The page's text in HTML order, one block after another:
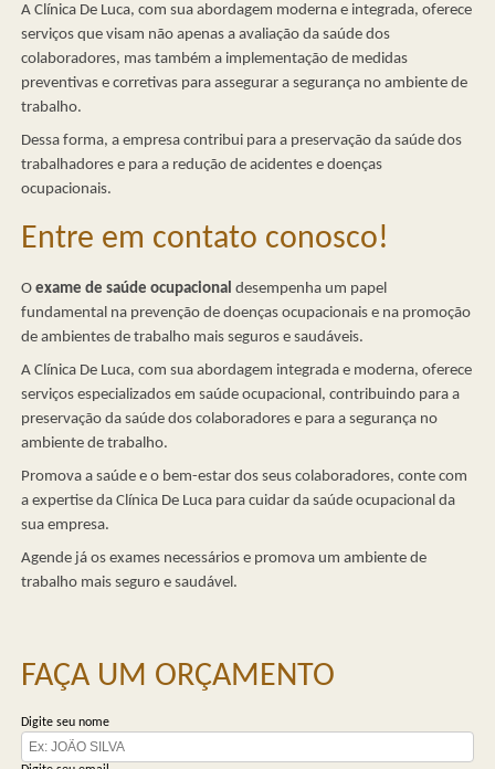
A Clínica De Luca, com sua abordagem moderna e integrada, oferece
serviços que visam não apenas a avaliação da saúde dos
colaboradores, mas também a implementação de medidas
preventivas e corretivas para assegurar a segurança no ambiente de
trabalho.
Dessa forma, a empresa contribui para a preservação da saúde dos
trabalhadores e para a redução de acidentes e doenças
ocupacionais.
Entre em contato conosco!
Oexame de saúde ocupacional desempenha um papel
fundamental na prevenção de doenças ocupacionais e na promoção
de ambientes de trabalho mais seguros e saudáveis.
A Clínica De Luca, com sua abordagem integrada e moderna, oferece
serviços especializados em saúde ocupacional, contribuindo para a
preservação da saúde dos colaboradores e para a segurança no
ambiente de trabalho.
Promova a saúde e o bem-estar dos seus colaboradores, conte com
a expertise da Clínica De Luca para cuidar da saúde ocupacional da
sua empresa.
Agende já os exames necessários e promova um ambiente de
trabalho mais seguro e saudável.
FAÇA UM ORÇAMENTO
Digite seu nome